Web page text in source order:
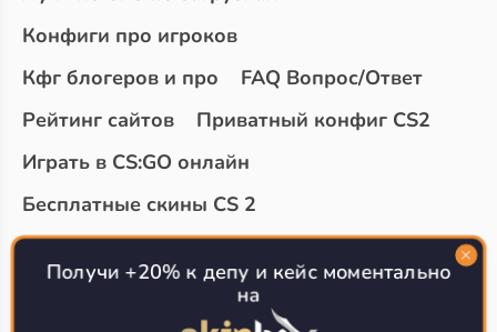
Конфиги про игроков
Кфг блогеров и про
FAQ Вопрос/Ответ
Рейтинг сайтов
Приватный конфиг CS2
Играть в CS:GO онлайн
Бесплатные скины CS 2
Топ сайтов с халявой КС 2
О проекте
Получи +20% к депу и кейс моментально
на